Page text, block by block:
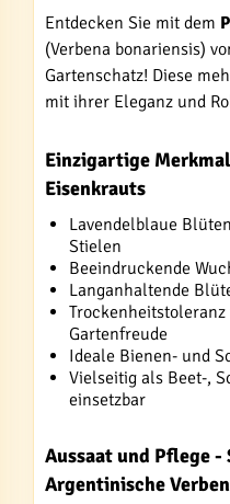
Entdecken Sie mit dem
(Verbena bonariensis)
Gartenschatz! Diese
mit ihrer Eleganz und
Einzigartige
Eisenkrauts
Lavendelblaue
Stielen
Beeindruckende
Langanhaltende
Gartenfreude
Ideale Bienen- und
Vielseitig als Beet-,
einsetzbar
Aussaat und Pflege -
Argentinische